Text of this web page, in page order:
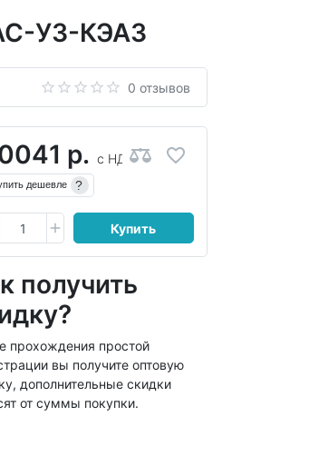
У3-КЭАЗ
0 отзывов
р. с НДС
дешевле ?
Купить
получить
прохождения простой
вы получите оптовую
дополнительные скидки
от суммы покупки.